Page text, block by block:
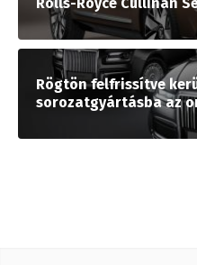
Rolls-Royce Cullinan
Rögtön felfrissítve
sorozatgyártásba az